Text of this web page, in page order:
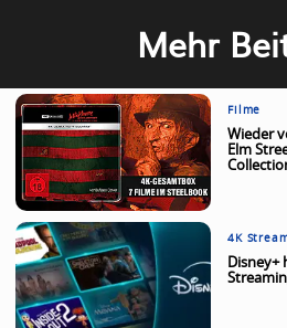
Mehr
Filme
Wieder
Elm
4K
Disney+